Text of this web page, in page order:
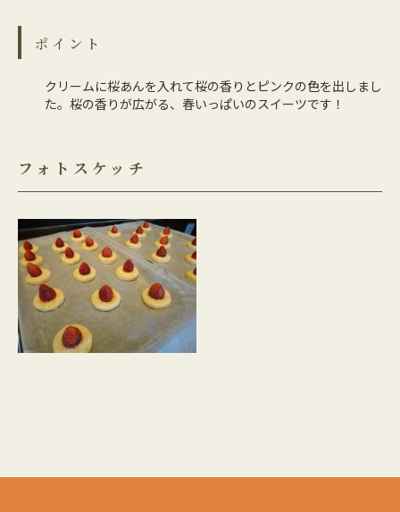
ポイント
クリームに桜あんを入れて桜の香りとピンクの色を出しまし
た。桜の香りが広がる、春いっぱいのスイーツです！
フォトスケッチ